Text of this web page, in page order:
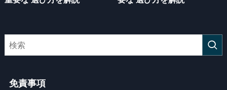
免責事項